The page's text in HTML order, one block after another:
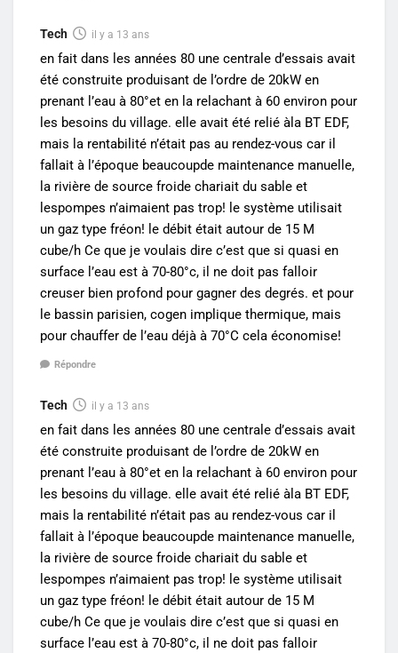
Tech il y a 13 ans
en fait dans les années 80 une centrale d’essais avait
été construite produisant de l’ordre de 20kW en
prenant l’eau à 80°et en la relachant à 60 environ pour
les besoins du village. elle avait été relié àla BT EDF,
mais la rentabilité n’était pas au rendez-vous car il
fallait à l’époque beaucoupde maintenance manuelle,
la rivière de source froide chariait du sable et
lespompes n’aimaient pas trop! le système utilisait
un gaz type fréon! le débit était autour de 15 M
cube/h Ce que je voulais dire c’est que si quasi en
surface l’eau est à 70-80°c, il ne doit pas falloir
creuser bien profond pour gagner des degrés. et pour
le bassin parisien, cogen implique thermique, mais
pour chauffer de l’eau déjà à 70°C cela économise!
Répondre
Tech il y a 13 ans
en fait dans les années 80 une centrale d’essais avait
été construite produisant de l’ordre de 20kW en
prenant l’eau à 80°et en la relachant à 60 environ pour
les besoins du village. elle avait été relié àla BT EDF,
mais la rentabilité n’était pas au rendez-vous car il
fallait à l’époque beaucoupde maintenance manuelle,
la rivière de source froide chariait du sable et
lespompes n’aimaient pas trop! le système utilisait
un gaz type fréon! le débit était autour de 15 M
cube/h Ce que je voulais dire c’est que si quasi en
surface l’eau est à 70-80°c, il ne doit pas falloir